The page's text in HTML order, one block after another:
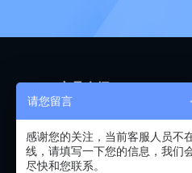
产品介绍
客户管理
预算报价
请您留言
感谢您的关注，当前客服人员不
线，请填写一下您的信息，我们
尽快和您联系。